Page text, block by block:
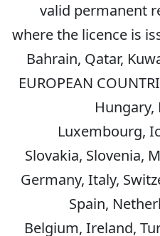
valid permanent
where the licence is
Bahrain, Qatar,
EUROPEAN
Hungary,
Luxembourg,
Slovakia, Slovenia,
Germany, Italy,
Spain,
Belgium, Ireland,